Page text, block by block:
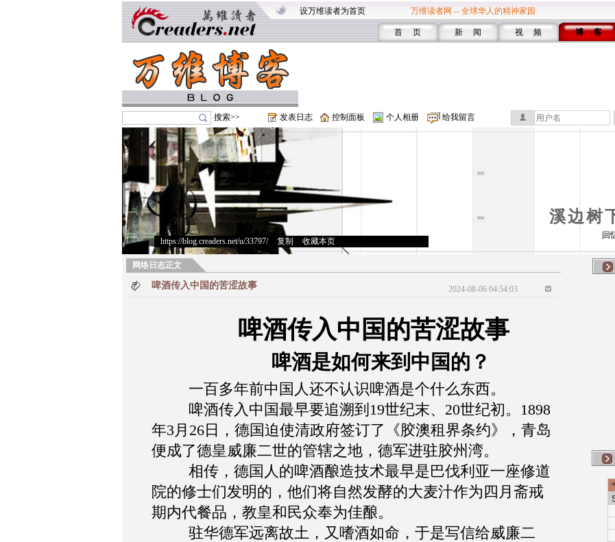
设万维读者为首页 万维读者网 -- 全球华人的精神家园
首 页 新 闻 视 频 博 客
搜索>> 发表日志 控制面板 个人相册 给我留言
溪边树
https://blog.creaders.net/u/33797/> 复制 收藏本页
回
网络日志正文
啤酒传入中国的苦涩故事 2024-08-06 04:54:03
啤酒传入中国的苦涩故事
啤酒是如何来到中国的？
一百多年前中国人还不认识啤酒是个什么东西。
啤酒传入中国最早要追溯到 19世纪末、 20世纪初。 1898
年3月 26日，德国迫使清政府签订了《胶澳租界条约》，青岛
便成了德皇威廉二世的管辖之地，德军进驻胶州湾。
相传，德国人的啤酒酿造技术最早是巴伐利亚一座修道
院的修士们发明的，他们将自然发酵的大麦汁作为四月斋戒
期内代餐品，教皇和民众奉为佳酿。
驻华德军远离故土，又嗜酒如命，于是写信给威廉二